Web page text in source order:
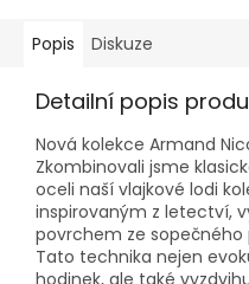
Popis Diskuze
Detailní popis
Nová kolekce Armand
Zkombinovali jsme
oceli naší vlajkové lodi
inspirovaným z letectví,
povrchem ze sopečného
Tato technika nejen